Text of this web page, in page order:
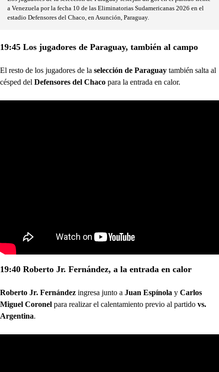
a Venezuela por la fecha 10 de las Eliminatorias Sudamericanas 2026 en el
estadio Defensores del Chaco, en Asunción, Paraguay.
19:45 Los jugadores de Paraguay, también al campo
El resto de los jugadores de la selección de Paraguay también salta al
césped del Defensores del Chaco para la entrada en calor.
19:40 Roberto Jr. Fernández, a la entrada en calor
Roberto Jr. Fernández ingresa junto a Juan Espínola y Carlos
Miguel Coronel para realizar el calentamiento previo al partido vs.
Argentina.